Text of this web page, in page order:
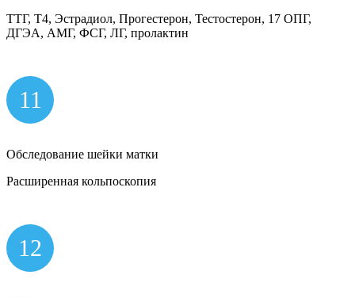
ТТГ, Т4, Эстрадиол, Прогестерон, Тестостерон, 17 ОПГ,
ДГЭА, АМГ, ФСГ, ЛГ, пролактин
11
Обследование шейки матки
Расширенная кольпоскопия
12